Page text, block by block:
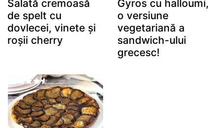
Salată cremoasă
de spelt cu
dovlecei, vinete și
roșii cherry
Gyros cu halloumi,
o versiune
vegetariană a
sandwich-ului
grecesc!